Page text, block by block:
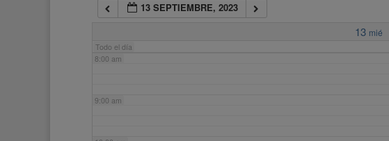
13 SEPTIEMBRE, 2023
13 mié
Todo el día
7:00 am
8:00 am
9:00 am